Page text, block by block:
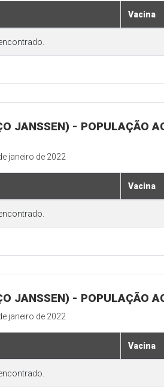
Vacina
JANSSEN) - POPULAÇÃO
janeiro de 2022
Vacina
JANSSEN) - POPULAÇÃO
janeiro de 2022
Vacina